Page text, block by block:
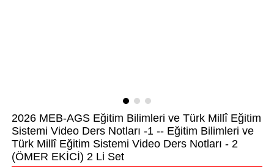
2026 MEB-AGS Eğitim Bilimleri ve Türk Millî Eğitim
Sistemi Video Ders Notları -1 -- Eğitim Bilimleri ve
Türk Millî Eğitim Sistemi Video Ders Notları - 2
(ÖMER EKİCİ) 2 Li Set